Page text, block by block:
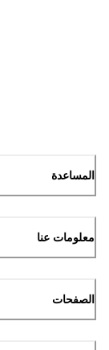
المساعدة
معلومات عنا
الصفحات